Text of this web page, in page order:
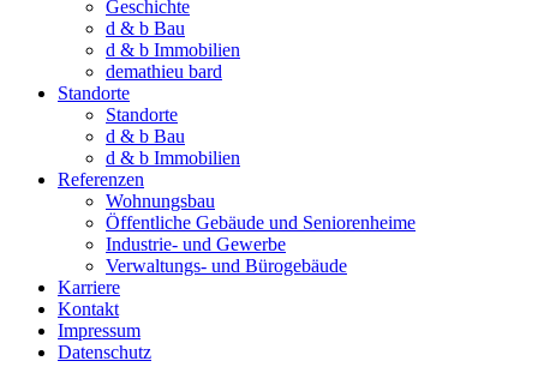
Geschichte
d & b Bau
d & b Immobilien
demathieu bard
Standorte
Standorte
d & b Bau
d & b Immobilien
Referenzen
Wohnungsbau
Öffentliche Gebäude und Seniorenheime
Industrie- und Gewerbe
Verwaltungs- und Bürogebäude
Karriere
Kontakt
Impressum
Datenschutz